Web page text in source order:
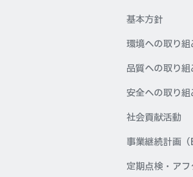
基本方針
環境への取り組
品質への取り組
安全への取り組
社会貢献活動
事業継続計画（
定期点検・ア